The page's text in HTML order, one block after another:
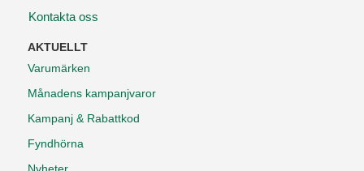
Kontakta oss
AKTUELLT
Varumärken
Månadens kampanjvaror
Kampanj & Rabattkod
Fyndhörna